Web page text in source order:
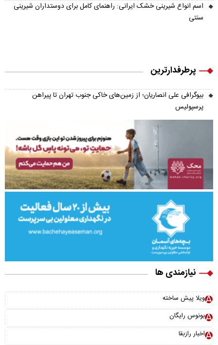
اسم انواع شیرینی خشک ایرانی: راهنمای کامل برای دوستداران شیرینی
سنتی
پرطرفدارترین
بیوگرافی علی انصاریان؛ از زمین‌های خاکی جنوب تهران تا پیراهن
پرسپولیس
نیازمندی ها
ویلا پیش ساخته
بونوس رایگان
اخبار رازبقا